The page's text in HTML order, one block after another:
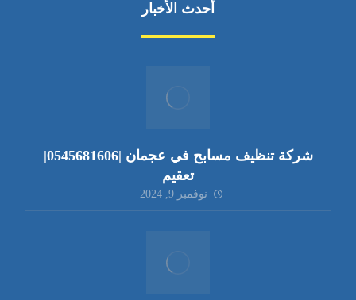
أحدث الأخبار
شركة تنظيف مسابح في عجمان |0545681606|
تعقيم
نوفمبر 9, 2024